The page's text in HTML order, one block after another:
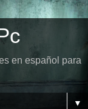
en español para
▼